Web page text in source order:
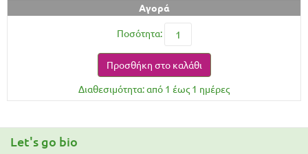
Αγορά
Ποσότητα:
Προσθήκη στο καλάθι
Διαθεσιμότητα: από 1 έως 1 ημέρες
Let's go bio